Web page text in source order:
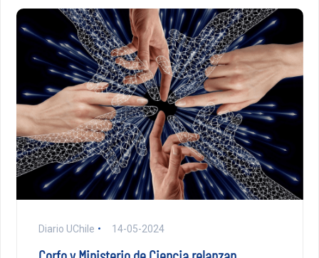
Diario UChile 14-05-2024